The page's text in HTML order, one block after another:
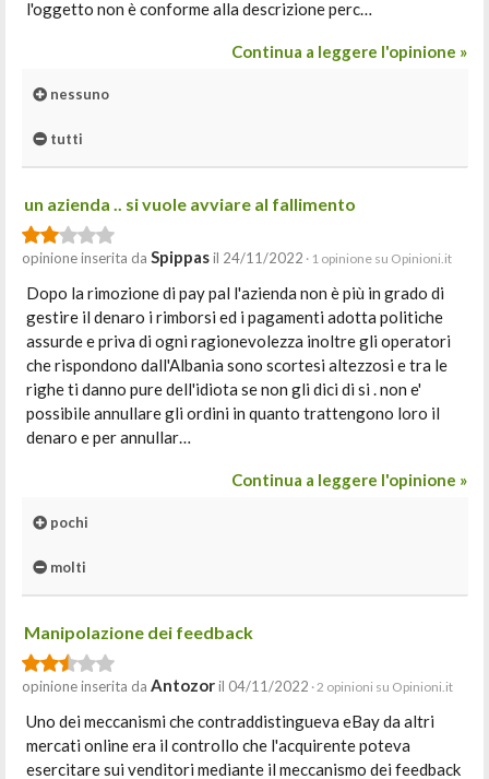
l'oggetto non è conforme alla descrizione perc…
Continua a leggere l'opinione »
nessuno
tutti
un azienda .. si vuole avviare al fallimento
opinione inserita da Spippasil 24/11/2022 · 1 opinione su Opinioni.it
Dopo la rimozione di pay pal l'azienda non è più in grado di
gestire il denaro i rimborsi ed i pagamenti adotta politiche
assurde e priva di ogni ragionevolezza inoltre gli operatori
che rispondono dall'Albania sono scortesi altezzosi e tra le
righe ti danno pure dell'idiota se non gli dici di si . non e'
possibile annullare gli ordini in quanto trattengono loro il
denaro e per annullar…
Continua a leggere l'opinione »
pochi
molti
Manipolazione dei feedback
opinione inserita da Antozoril 04/11/2022 · 2 opinioni su Opinioni.it
Uno dei meccanismi che contraddistingueva eBay da altri
mercati online era il controllo che l'acquirente poteva
esercitare sui venditori mediante il meccanismo dei feedback